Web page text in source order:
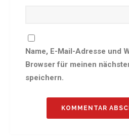
Name, E-Mail-Adresse und
Browser für meinen
speichern.